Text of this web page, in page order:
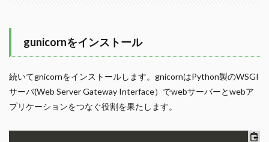
gunicornをインストール
続いてgnicornをインストールします。gnicornはPython製のWSGI
サーバ(Web Server Gateway Interface）でwebサーバーとwebア
プリケーションをつなぐ役割を果たします。